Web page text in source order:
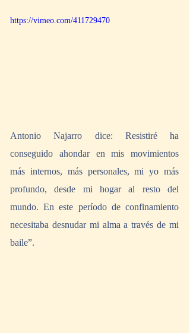
https://vimeo.com/411729470
Antonio Najarro dice: Resistiré ha
conseguido ahondar en mis movimientos
más internos, más personales, mi yo más
profundo, desde mi hogar al resto del
mundo. En este período de confinamiento
necesitaba desnudar mi alma a través de mi
baile”.